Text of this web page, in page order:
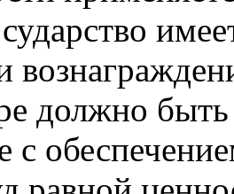
должно
с